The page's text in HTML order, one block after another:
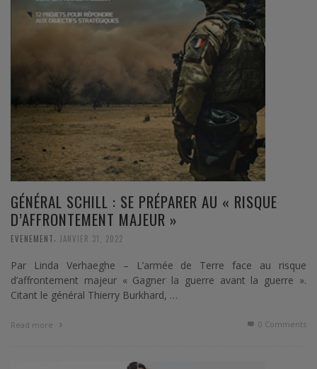
GÉNÉRAL SCHILL : SE PRÉPARER AU « RISQUE
D’AFFRONTEMENT MAJEUR »
EVENEMENT JANVIER 31, 2022
Par Linda Verhaeghe – L’armée de Terre face au risque
d’affrontement majeur « Gagner la guerre avant la guerre ».
Citant le général Thierry Burkhard, …
Read more 0 Comments